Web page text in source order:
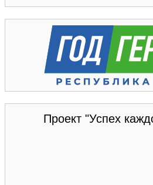
Проект "Успех